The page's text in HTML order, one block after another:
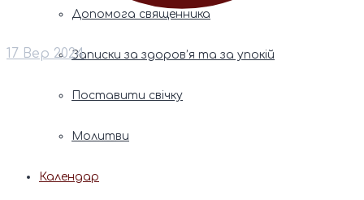
Допомога священника
Записки за здоров’я та за упокій
Поставити свічку
Молитви
Календар
17 Вер 2024